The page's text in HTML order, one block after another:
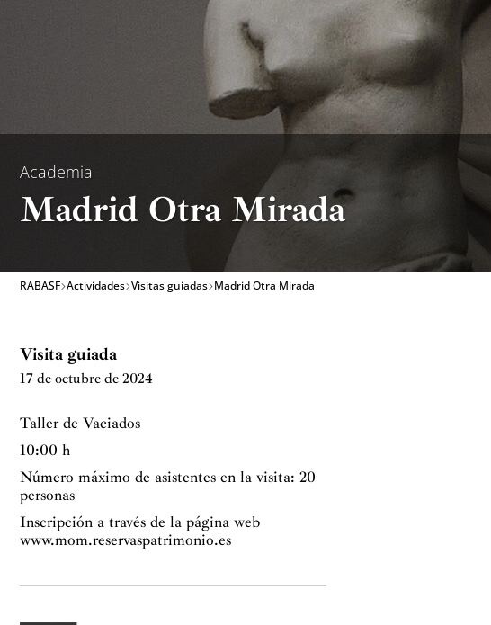
Academia
Madrid Otra Mirada
RABASF Actividades Visitas guiadas Madrid Otra Mirada
Visita guiada
17 de octubre de 2024
Taller de Vaciados
10:00 h
Número máximo de asistentes en la visita: 20
personas
Inscripción a través de la página web
www.mom.reservaspatrimonio.es